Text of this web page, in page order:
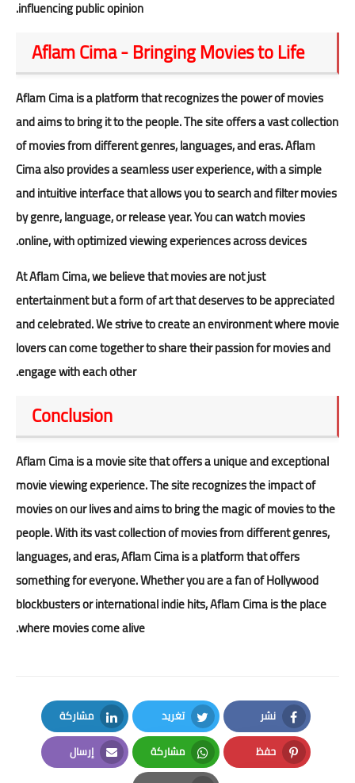
influencing public opinion.
Aflam Cima - Bringing Movies to Life
Aflam Cima is a platform that recognizes the power of movies
and aims to bring it to the people. The site offers a vast collection
of movies from different genres, languages, and eras. Aflam
Cima also provides a seamless user experience, with a simple
and intuitive interface that allows you to search and filter movies
by genre, language, or release year. You can watch movies
online, with optimized viewing experiences across devices.
At Aflam Cima, we believe that movies are not just
entertainment but a form of art that deserves to be appreciated
and celebrated. We strive to create an environment where movie
lovers can come together to share their passion for movies and
engage with each other.
Conclusion
Aflam Cima is a movie site that offers a unique and exceptional
movie viewing experience. The site recognizes the impact of
movies on our lives and aims to bring the magic of movies to the
people. With its vast collection of movies from different genres,
languages, and eras, Aflam Cima is a platform that offers
something for everyone. Whether you are a fan of Hollywood
blockbusters or international indie hits, Aflam Cima is the place
wheremovies come alive
.
نشر
Facebook
تغريد
Twitter
مشاركة
LinkedIn
حفظ
Pinterest
مشاركة
Whatsapp
إرسال
Email